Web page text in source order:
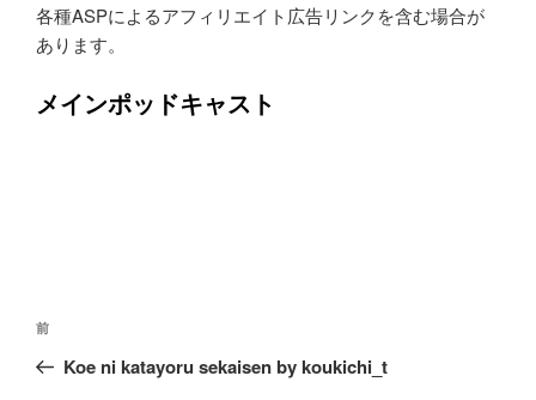
各種ASPによるアフィリエイト広告リンクを含む場合が
あります。
メインポッドキャスト
投
稿
ナ
過
去
前
Koe ni katayoru sekaisen by koukichi_t